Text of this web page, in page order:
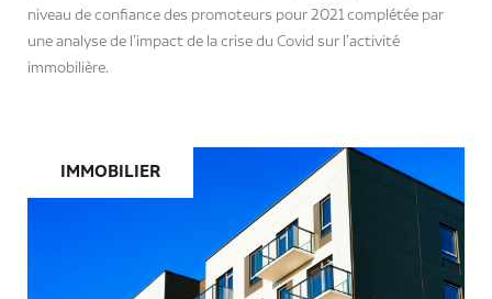
niveau de confiance des promoteurs pour 2021 complétée par
une analyse de l’impact de la crise du Covid sur l’activité
immobilière.
IMMOBILIER